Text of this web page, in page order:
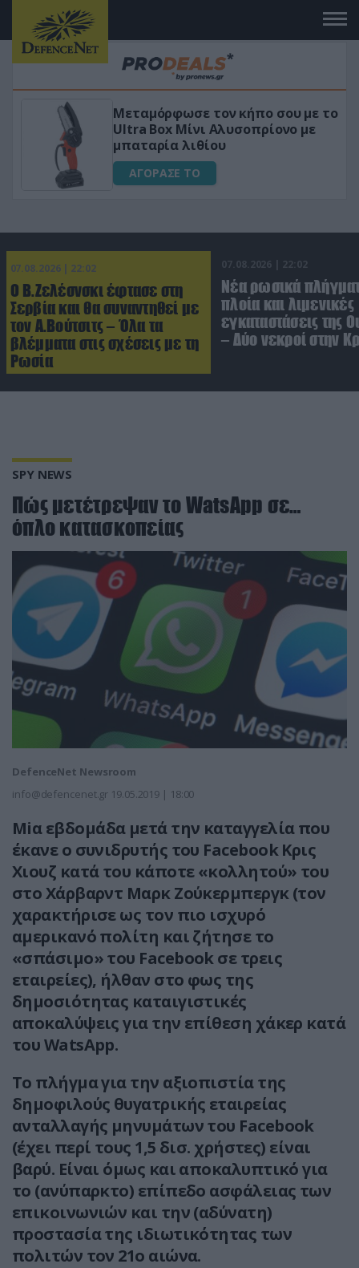
Μεταμόρφωσε τον κήπο σου με το
Ultra Box Μίνι Αλυσοπρίονο με
μπαταρία λιθίου
ΑΓΟΡΑΣΕ ΤΟ
07.08.2026 | 22:02
Ο Β.Ζελέσνσκι έφτασε στη
Σερβία και θα συναντηθεί με
τον Α.Βούτσιτς – Όλα τα
βλέμματα στις σχέσεις με τη
Ρωσία
07.08.2026 | 22:02
Νέα ρωσικά
πλοία και λιμενικές
εγκαταστάσεις της
– Δύο νεκροί στην
SPY NEWS
Πώς μετέτρεψαν το WatsApp σε…
όπλο κατασκοπείας
DefenceNet Newsroom
info@defencenet.gr 19.05.2019 | 18:00
Miα εβδομάδα μετά την καταγγελία που
έκανε ο συνιδρυτής του Facebook Κρις
Χιουζ κατά του κάποτε «κολλητού» του
στο Χάρβαρντ Μαρκ Ζούκερμπεργκ (τον
χαρακτήρισε ως τον πιο ισχυρό
αμερικανό πολίτη και ζήτησε το
«σπάσιμο» του Facebook σε τρεις
εταιρείες), ήλθαν στο φως της
δημοσιότητας καταιγιστικές
αποκαλύψεις για την επίθεση χάκερ κατά
του WatsApp.
Το πλήγμα για την αξιοπιστία της
δημοφιλούς θυγατρικής εταιρείας
ανταλλαγής μηνυμάτων του Facebook
(έχει περί τους 1,5 δισ. χρήστες) είναι
βαρύ. Είναι όμως και αποκαλυπτικό για
το (ανύπαρκτο) επίπεδο ασφάλειας των
επικοινωνιών και την (αδύνατη)
προστασία της ιδιωτικότητας των
πολιτών τον 21ο αιώνα.